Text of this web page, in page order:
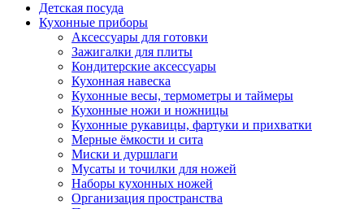
Детская посуда
Кухонные приборы
Аксессуары для готовки
Зажигалки для плиты
Кондитерские аксессуары
Кухонная навеска
Кухонные весы, термометры и таймеры
Кухонные ножи и ножницы
Кухонные рукавицы, фартуки и прихватки
Мерные ёмкости и сита
Миски и дуршлаги
Мусаты и точилки для ножей
Наборы кухонных ножей
Организация пространства